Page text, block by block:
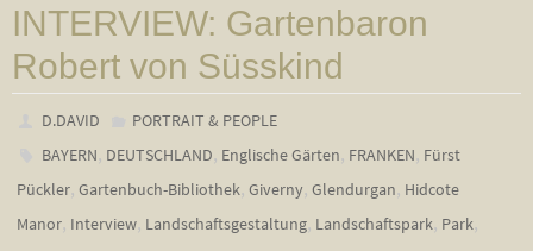
INTERVIEW: Gartenbaron
Robert von Süsskind
D.DAVID
PORTRAIT & PEOPLE
BAYERN, DEUTSCHLAND, Englische Gärten, FRANKEN, Fürst
Pückler, Gartenbuch-Bibliothek, Giverny, Glendurgan, Hidcote
Manor, Interview, Landschaftsgestaltung, Landschaftspark, Park,